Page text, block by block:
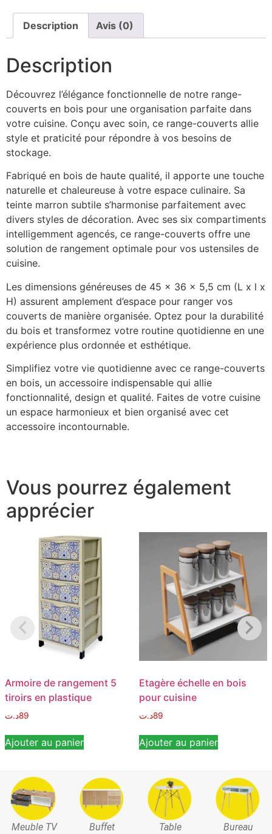
Description Avis (0)
Description
Découvrez l’élégance fonctionnelle de notre range-
couverts en bois pour une organisation parfaite dans
votre cuisine. Conçu avec soin, ce range-couverts allie
style et praticité pour répondre à vos besoins de
stockage.
Fabriqué en bois de haute qualité, il apporte une touche
naturelle et chaleureuse à votre espace culinaire. Sa
teinte marron subtile s’harmonise parfaitement avec
divers styles de décoration. Avec ses six compartiments
intelligemment agencés, ce range-couverts offre une
solution de rangement optimale pour vos ustensiles de
cuisine.
Les dimensions généreuses de 45 x 36 x 5,5 cm (L x l x
H) assurent amplement d’espace pour ranger vos
couverts de manière organisée. Optez pour la durabilité
du bois et transformez votre routine quotidienne en une
expérience plus ordonnée et esthétique.
Simplifiez votre vie quotidienne avec ce range-couverts
en bois, un accessoire indispensable qui allie
fonctionnalité, design et qualité. Faites de votre cuisine
un espace harmonieux et bien organisé avec cet
accessoire incontournable.
Vous pourrez également
apprécier
Armoire de rangement 5
tiroirs en plastique
89د.ت
Ajouter au panier
Etagère échelle en bois
pour cuisine
89د.ت
Ajouter au panier
Meuble TV Buffet Table Bureau